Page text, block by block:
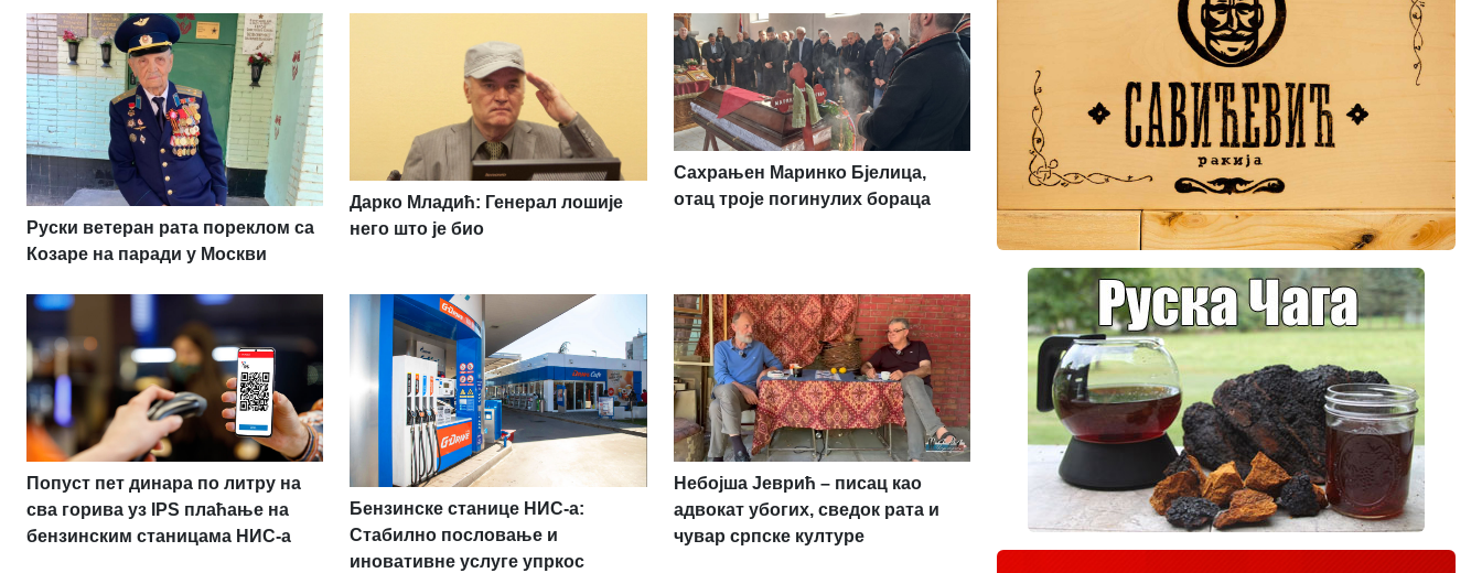
Руски ветеран рата пореклом са
Козаре на паради у Москви
Дарко Младић: Генерал лошије
него што је био
Сахрањен Маринко Бјелица,
отац троје погинулих бораца
Попуст пет динара по литру на
сва горива уз IPS плаћање на
бензинским станицама НИС-а
Бензинске станице НИС-а:
Стабилно пословање и
иновативне услуге упркос
Небојша Јеврић – писац као
адвокат убогих, сведок рата и
чувар српске културе